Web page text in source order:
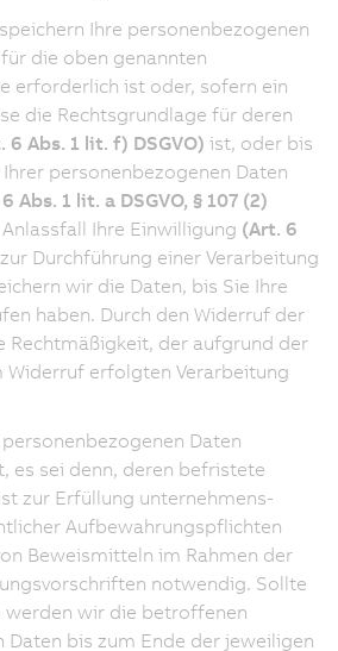
Ihre personenbezogenen
die oben genannten
erforderlich ist oder, sofern ein
die Rechtsgrundlage für deren
6 Abs. 1 lit. f) DSGVO) ist, oder bis
personenbezogenen Daten
Abs. 1 lit. a DSGVO, § 107 (2)
Ihre Einwilligung (Art. 6
zur Durchführung einer Verarbeitung
wir die Daten, bis Sie Ihre
haben. Durch den Widerruf der
Rechtmäßigkeit, der aufgrund der
Widerruf erfolgten Verarbeitung
Daten
es sei denn, deren befristete
zur Erfüllung unternehmens-
Aufbewahrungspflichten
Beweismitteln im Rahmen der
notwendig. Sollte
werden wir die betroffenen
Daten bis zum Ende der jeweiligen